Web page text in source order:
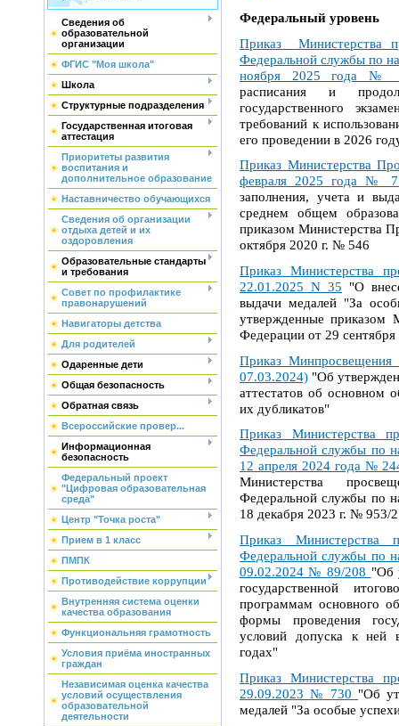
Сведения об
образовательной
организации
ФГИС "Моя школа"
Школа
Структурные подразделения
Государственная итоговая
аттестация
Приоритеты развития
воспитания и
дополнительное образование
Наставничество обучающихся
Сведения об организации
отдыха детей и их
оздоровления
Образовательные стандарты
и требования
Совет по профилактике
правонарушений
Навигаторы детства
Для родителей
Одаренные дети
Общая безопасность
Обратная связь
Всероссийские провер...
Информационная
безопасность
Федеральный проект
"Цифровая образовательная
среда"
Центр "Точка роста"
Прием в 1 класс
ПМПК
Противодействие коррупции
Внутренняя система оценки
качества образования
Функциональняя грамотность
Условия приёма иностранных
граждан
Независимая оценка качества
условий осуществления
образовательной
деятельности
Федеральный уровень
Приказ Министерства
Федеральной службы по
ноября 2025 года №
расписания и
государственного
требований к
его проведении в 2026
Приказ Министерства
февраля 2025 года №
заполнения, учета и
среднем общем
приказом Министерства
октября 2020 г. № 546
Приказ Министерства
22.01.2025 N 35 "О
выдачи медалей "За
утвержденные приказом
Федерации от 29
Приказ
07.03.2024) "Об
аттестатов об основном
их дубликатов"
Приказ Министерства
Федеральной службы по
12 апреля 2024 года №
Министерства
Федеральной службы по
18 декабря 2023 г. №
Приказ Министерства
Федеральной службы по
09.02.2024 № 89/208 "Об
государственной
программам основного
формы проведения
условий допуска к ней
годах"
Приказ Министерства
29.09.2023 № 730 "Об
медалей "За особые